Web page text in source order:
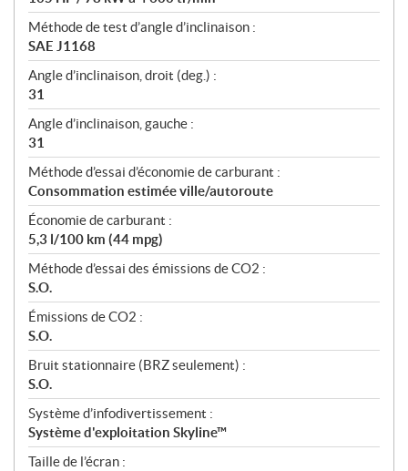
Méthode de test d’angle d’inclinaison :
SAE J1168
Angle d’inclinaison, droit (deg.) :
31
Angle d’inclinaison, gauche :
31
Méthode d’essai d’économie de carburant :
Consommation estimée ville/autoroute
Économie de carburant :
5,3 l/100 km (44 mpg)
Méthode d’essai des émissions de CO2 :
S.O.
Émissions de CO2 :
S.O.
Bruit stationnaire (BRZ seulement) :
S.O.
Système d’infodivertissement :
Système d'exploitation Skyline™
Taille de l’écran :